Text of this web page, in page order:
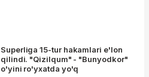
Superliga 15-tur hakamlari e'lon
qilindi. "Qizilqum" - "Bunyodkor"
o'yini ro'yxatda yo'q